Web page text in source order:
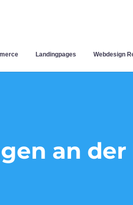
Landingpages Webdesign
an der